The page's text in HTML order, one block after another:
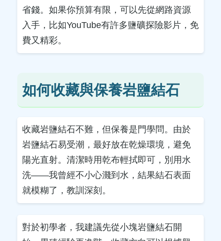
省錢。如果你預算有限，可以先從網路資源
入手，比如YouTube有許多鹽礦探險影片，免
費又精彩。
如何收藏與保養岩鹽結石
收藏岩鹽結石不難，但保養是門學問。由於
岩鹽結石易受潮，最好放在乾燥環境，避免
陽光直射。清潔時用乾布輕拭即可，別用水
洗——我曾經不小心濺到水，結果結石表面
就模糊了，教訓深刻。
對於初學者，我建議先從小塊岩鹽結石開